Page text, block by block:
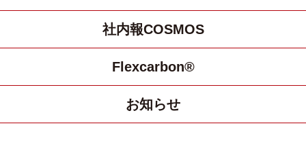
社内報COSMOS
Flexcarbon®
お知らせ